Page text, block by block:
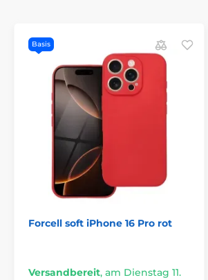
Basis
Forcell soft iPhone 16 Pro rot
Versandbereit, am Dienstag 11.